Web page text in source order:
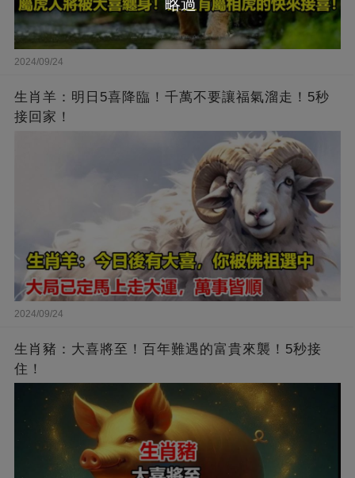
2024/09/24
生肖羊：明日5喜降臨！千萬不要讓福氣溜走！5秒
接回家！
2024/09/24
生肖豬：大喜將至！百年難遇的富貴來襲！5秒接
住！
略過